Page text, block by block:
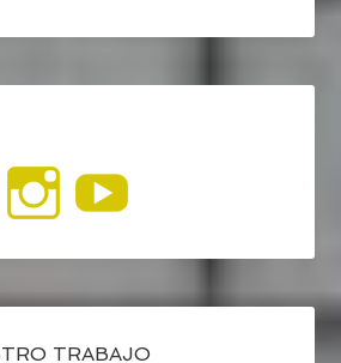
VerVer
perfil
de
TRABAJO